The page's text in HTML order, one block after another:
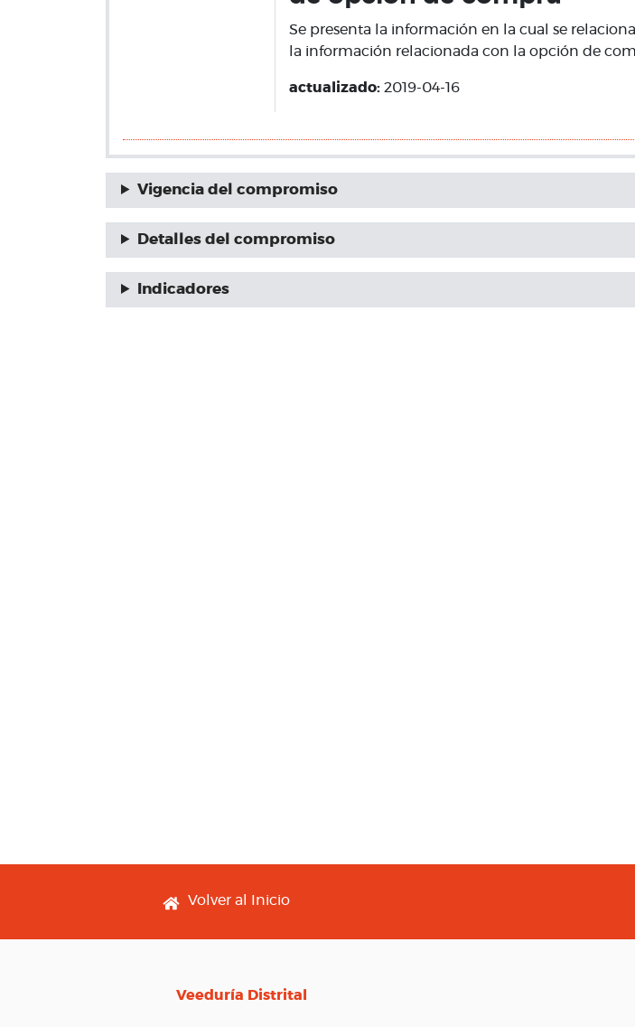
Se presenta la información en la cual se
la información relacionada con la opción de
actualizado: 2019-04-16
Vigencia del compromiso
Detalles del compromiso
Indicadores
Footer menu
Volver al Inicio
Veeduría Distrital